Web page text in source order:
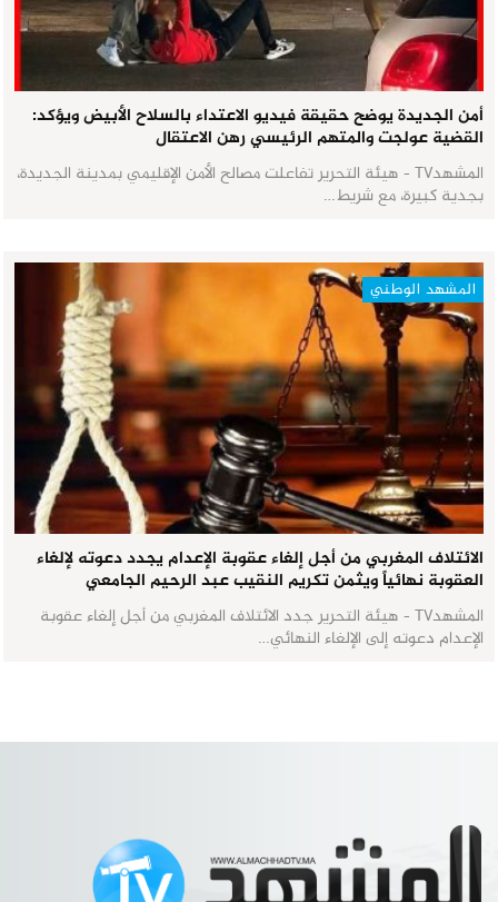
أمن الجديدة يوضح حقيقة فيديو الاعتداء بالسلاح الأبيض ويؤكد:
القضية عولجت والمتهم الرئيسي رهن الاعتقال
المشهدTV - هيئة التحرير تفاعلت مصالح الأمن الإقليمي بمدينة الجديدة،
بجدية كبيرة، مع شريط…
المشهد الوطني
الائتلاف المغربي من أجل إلغاء عقوبة الإعدام يجدد دعوته لإلغاء
العقوبة نهائياً ويثمن تكريم النقيب عبد الرحيم الجامعي
المشهدTV - هيئة التحرير جدد الائتلاف المغربي من أجل إلغاء عقوبة
الإعدام دعوته إلى الإلغاء النهائي…